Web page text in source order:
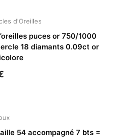
d'Oreilles
puces or 750/1000
18 diamants 0.09ct or
54 accompagné 7 bts =